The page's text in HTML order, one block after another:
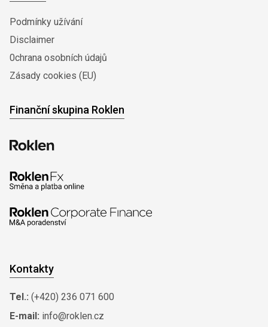
Podmínky užívání
Disclaimer
0chrana osobních údajů
Zásady cookies (EU)
Finanční skupina Roklen
Kontakty
Tel.: (+420) 236 071 600
E-mail: info@roklen.cz